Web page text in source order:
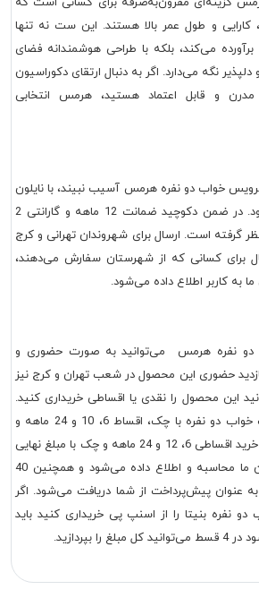
کارایی و طول عمر بالا هستند. این ست نه تنها
برآورده می‌کند، بلکه با طراحی هوشمندانه فضای
نگه می‌دارد. اگر به دنبال ارتقای دکوراسیون
و قابل اعتماد هستید، هرمس انتخابی
خواب دو نفره هرمس آسیب نبیند، با نایلون
حباب‌دار بسته‌بندی می‌شود. در ضمن دکوچید ضمانت 12 ماهه و گارانتی 2
گرفته است. ارسال برای شهروندان تهرانی و کرج
برای کسانی که از شهرستان سفارش می‌دهند،
به کاربر اطلاع داده می‌شود.
دو نفره هرمس می‌توانید به صورت حضوری و
حضوری این محصول در شعب تهران و کرج نیز
این محصول را نقدی یا اقساطی خریداری کنید.
شرایط خرید اقساطی تخت خواب دو نفره با چک، اقساط 6، 10 و 24 ماهه و
اسنپ پی است. شرایط در خرید اقساطی 6، 12 و 24 ماهه و چک با مبلغ نهایی
هر قسط توسط کارشناسان ما محاسبه و اطلاع داده می‌شود و همچنین 40
عنوان پیش‌پرداخت از شما دریافت می‌شود. اگر
نفره بنیتا را از اسنپ پی خریداری کنید باید
بپردازید.